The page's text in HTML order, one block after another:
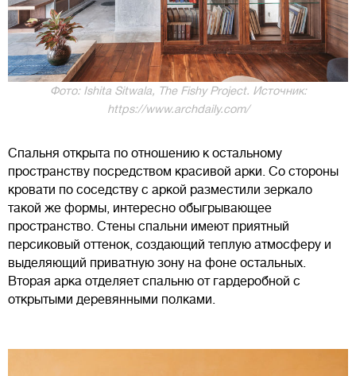
Фото: Ishita Sitwala, The Fishy Project. Источник:
https://www.archdaily.com/
Спальня открыта по отношению к остальному
пространству посредством красивой арки. Со стороны
кровати по соседству с аркой разместили зеркало
такой же формы, интересно обыгрывающее
пространство. Стены спальни имеют приятный
персиковый оттенок, создающий теплую атмосферу и
выделяющий приватную зону на фоне остальных.
Вторая арка отделяет спальню от гардеробной с
открытыми деревянными полками.